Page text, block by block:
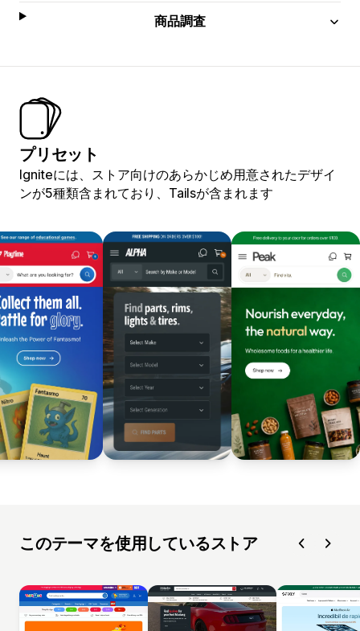
商品調査
プリセット
Igniteには、ストア向けのあらかじめ用意されたデザイ
ンが5種類含まれており、Tailsが含まれます
このテーマを使用しているストア